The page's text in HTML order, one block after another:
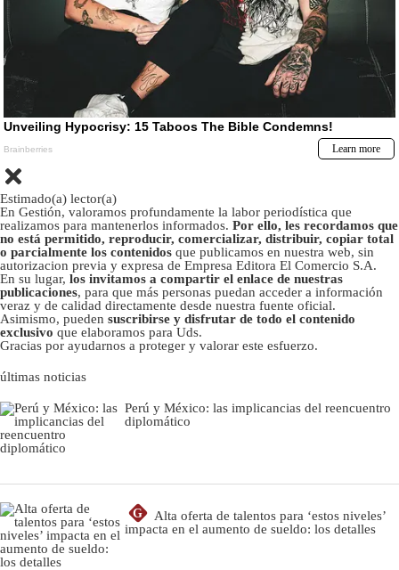
Estimado(a) lector(a)
En Gestión, valoramos profundamente la labor periodística que
realizamos para mantenerlos informados. Por ello, les recordamos que
no está permitido, reproducir, comercializar, distribuir, copiar total
o parcialmente los contenidos que publicamos en nuestra web, sin
autorizacion previa y expresa de Empresa Editora El Comercio S.A.
En su lugar, los invitamos a compartir el enlace de nuestras
publicaciones, para que más personas puedan acceder a información
veraz y de calidad directamente desde nuestra fuente oficial.
Asimismo, pueden suscribirse y disfrutar de todo el contenido
exclusivo que elaboramos para Uds.
Gracias por ayudarnos a proteger y valorar este esfuerzo.
últimas noticias
Perú y México: las implicancias del reencuentro
diplomático
G
Alta oferta de talentos para ‘estos niveles’
impacta en el aumento de sueldo: los detalles